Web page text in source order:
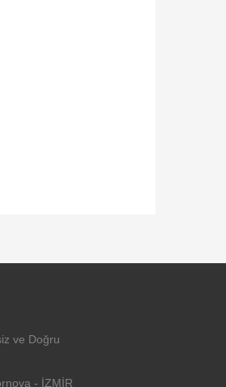
ve Doğru
- İZMİR